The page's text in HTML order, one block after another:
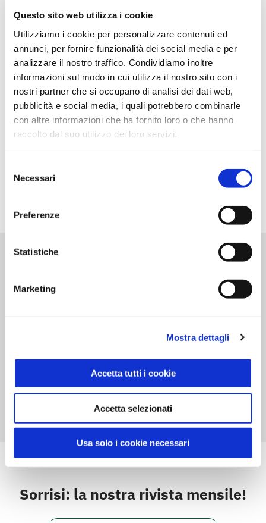
Questo sito web utilizza i cookie
Utilizziamo i cookie per personalizzare contenuti ed
annunci, per fornire funzionalità dei social media e per
analizzare il nostro traffico. Condividiamo inoltre
informazioni sul modo in cui utilizza il nostro sito con i
nostri partner che si occupano di analisi dei dati web,
pubblicità e social media, i quali potrebbero combinarle
con altre informazioni che ha fornito loro o che hanno
raccolto dal suo utilizzo dei loro servizi.
delNecessari
Preferenze
Statistiche
Marketing
Mostra dettagli
Accetta tutti i cookie
Accetta selezionati
Usa solo i cookie necessari
La spesa da Sisa a portata di Click!
Sorrisi: la nostra rivista mensile!